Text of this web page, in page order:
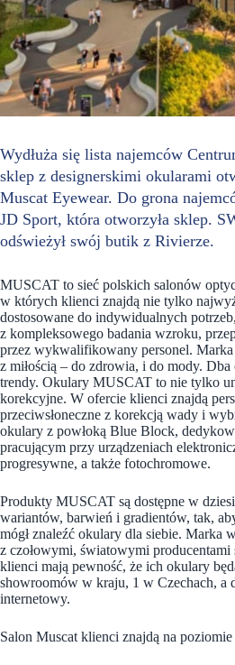
Wydłuża się lista najemców
sklep z designerskimi okularami
Muscat Eyewear. Do grona
JD Sport, która otworzyła sklep.
odświeżył swój butik z Rivierze.
MUSCAT to sieć polskich salonów
w których klienci znajdą nie tylko
dostosowane do indywidualnych
z kompleksowego badania wzroku,
przez wykwalifikowany personel.
z miłością – do zdrowia, i do mody.
trendy. Okulary MUSCAT to nie tylko
korekcyjne. W ofercie klienci znajdą
przeciwsłoneczne z korekcją wady i
okulary z powłoką Blue Block,
pracującym przy urządzeniach
progresywne, a także fotochromowe.
Produkty MUSCAT są dostępne w
wariantów, barwień i gradientów, tak,
mógł znaleźć okulary dla siebie. Marka
z czołowymi, światowymi producentami
klienci mają pewność, że ich okulary
showroomów w kraju, 1 w Czechach, a
internetowy.
Salon Muscat klienci znajdą na poziomie